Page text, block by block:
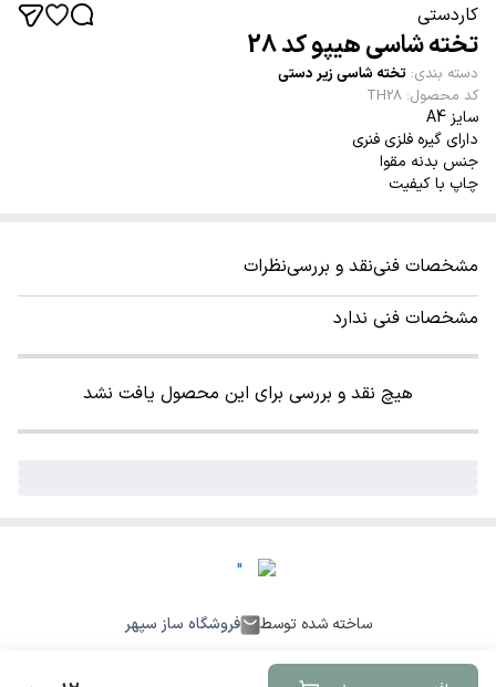
کاردستی
تخته شاسی هیپو کد 28
دسته بندی: تخته شاسی زیر دستی
کد محصول:
TH28
سایز A4
دارای گیره فلزی فنری
جنس بدنه مقوا
چاپ با کیفیت
مشخصات فنینقد و بررسینظرات
مشخصات فنی ندارد
هیچ نقد و بررسی برای این محصول یافت نشد
ساخته شده توسط فروشگاه ساز سپهر